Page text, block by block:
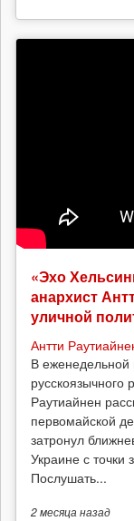
«Эхо
анархист
уличной
Антти
В еженедельной
русскоязычного
Раутиайнен
первомайской
затронул
Украине с точки
Послушать...
2 месяцаназад